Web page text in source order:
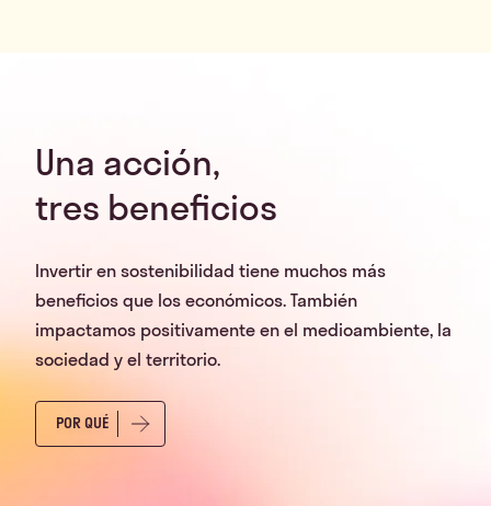
Una acción,
tres beneficios
Invertir en sostenibilidad tiene muchos más
beneficios que los económicos. También
impactamos positivamente en el medioambiente, la
sociedad y el territorio.
POR QUÉ